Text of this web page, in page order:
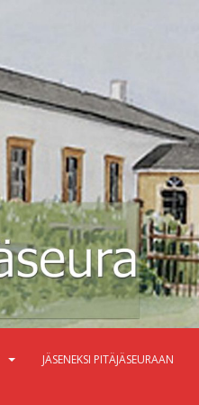
JÄSENEKSI PITÄJÄSEURAAN